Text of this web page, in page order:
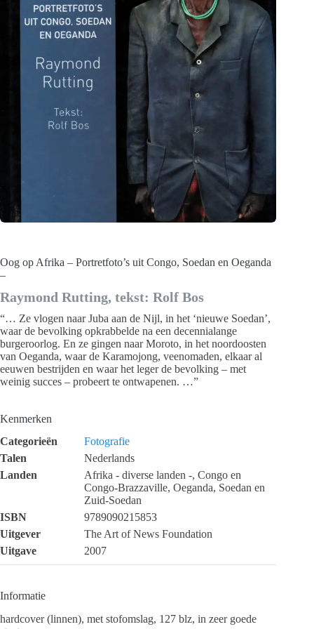
Oog op Afrika – Portretfoto’s uit Congo, Soedan en Oeganda
–
Raymond Rutting, tekst: Rolf Bos
“… Ze vlogen naar Juba aan de Nijl, in het ‘nieuwe Soedan’,
waar de bevolking opkrabbelde na een decennialange
burgeroorlog. En ze gingen naar Moroto, in het noordoosten
van Oeganda, waar de Karamojong, veenomaden, elkaar al
eeuwen bestrijden en waar het leger de bevolking – met
weinig succes – probeert te ontwapenen. …”
Kenmerken
Categorieën
Fotografie
Talen
Nederlands
Landen
Afrika - diverse landen -, Congo en
Congo-Brazzaville, Oeganda, Soedan en
Zuid-Soedan
ISBN
9789090215853
Uitgever
The Art of News Foundation
Uitgave
2007
Informatie
hardcover (linnen), met stofomslag, 127 blz, in zeer goede